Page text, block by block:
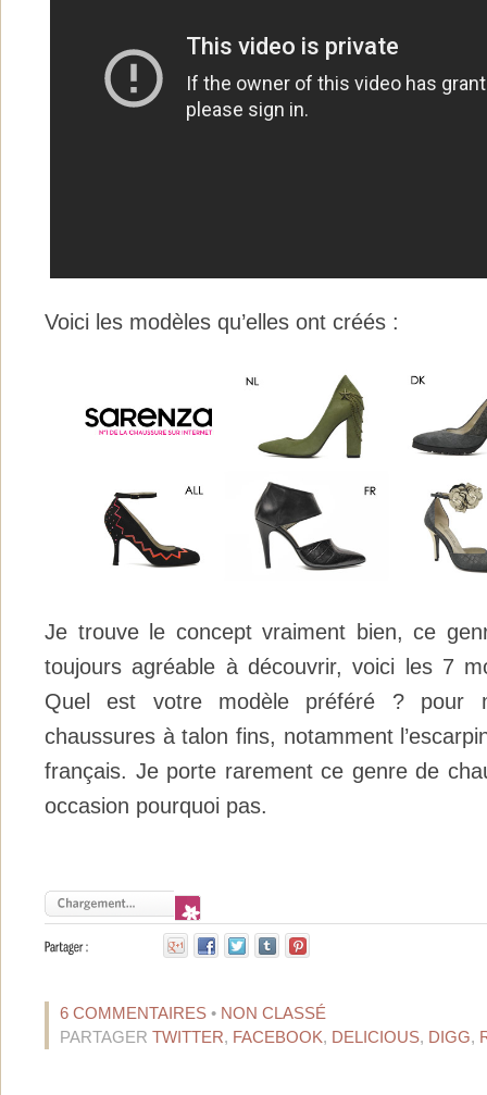
Voici les modèles qu’elles ont créés :
Je trouve le concept vraiment bien, ce
toujours agréable à découvrir, voici les 7
Quel est votre modèle préféré ? pour
chaussures à talon fins, notamment
français. Je porte rarement ce genre de
occasion pourquoi pas.
6 COMMENTAIRES • NON CLASSÉ
PARTAGER TWITTER, FACEBOOK, DELICIOUS, DIGG,